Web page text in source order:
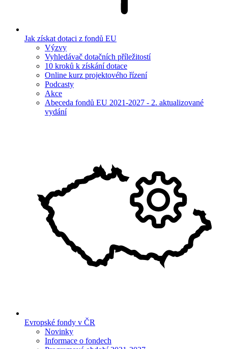
Jak získat dotaci z fondů EU
Výzvy
Vyhledávač dotačních příležitostí
10 kroků k získání dotace
Online kurz projektového řízení
Podcasty
Akce
Abeceda fondů EU 2021-2027 - 2. aktualizované
vydání
Evropské fondy v ČR
Novinky
Informace o fondech